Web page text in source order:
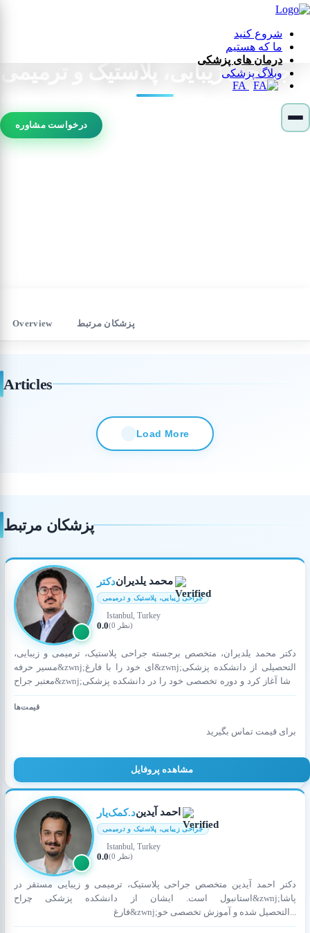
شروع کنید
ما که هستیم
درمان های پزشکی
وبلاگ پزشکی
جراحی زیبایی، پلاستیک و ترمیمی
درخواست مشاوره
Overview پزشکان مرتبط
Articles
Load More
پزشکان مرتبط
دکترمحمد یلدیران
جراحی زیبایی، پلاستیک و ترمیمی
Istanbul, Turkey
0.0 (0 نظر)
دکتر محمد یلدیران، متخصص برجسته جراحی پلاستیک، ترمیمی و زیبایی،
مسیر حرفه&zwnj;ای خود را با فارغ&zwnj;التحصیلی از دانشکده پزشکی
معتبر جراح&zwnj;پاشا آغاز کرد و دوره تخصصی خود را در دانشکده پزشکی
دانشگ...
قیمت‌ها
برای قیمت تماس بگیرید
مشاهده پروفایل
د.کمک‌یاراحمد آیدین
جراحی زیبایی، پلاستیک و ترمیمی
Istanbul, Turkey
0.0 (0 نظر)
دکتر احمد آیدین متخصص جراحی پلاستیک، ترمیمی و زیبایی مستقر در
استانبول است. ایشان از دانشکده پزشکی چراح&zwnj;پاشا
فارغ&zwnj;التحصیل شده و آموزش تخصصی خو...